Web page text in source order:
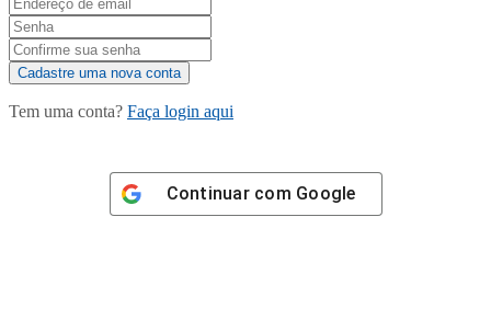
Tem uma conta? Faça login aqui
Continuar com Google